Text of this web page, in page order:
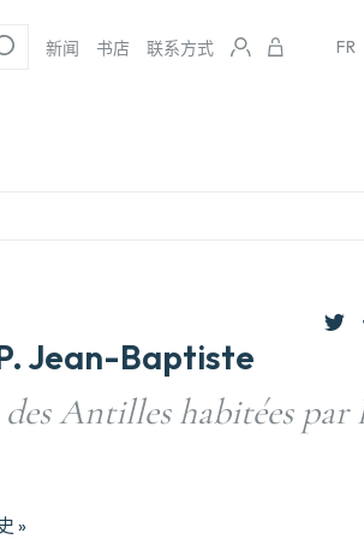
新闻 书店 联系方式 FR
Jean-Baptiste
Antilles habitées par
»